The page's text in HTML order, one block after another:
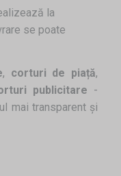
la
se poate
, corturi de piață,
publicitare -
mai transparent și